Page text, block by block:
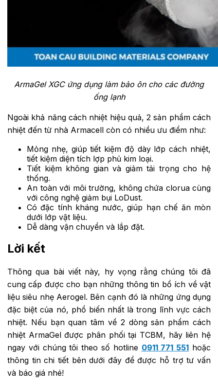
ArmaGel XGC ứng dụng làm bảo ôn cho các đường
ống lạnh
Ngoài khả năng cách nhiệt hiệu quả, 2 sản phẩm cách
nhiệt đến từ nhà Armacell còn có nhiều ưu điểm như:
Mỏng nhẹ, giúp tiết kiệm độ dày lớp cách nhiệt,
tiết kiệm diện tích lợp phủ kim loại.
Tiết kiệm không gian và giảm tải trọng cho hệ
thống.
An toàn với môi trường, không chứa clorua cùng
với công nghệ giảm bụi LoDust.
Có đặc tính kháng nước, giúp hạn chế ăn mòn
dưới lớp vật liệu.
Dễ dàng vận chuyển và lắp đặt.
Lời kết
Thông qua bài viết này, hy vọng rằng chúng tôi đã
cung cấp được cho bạn những thông tin bổ ích về vật
liệu siêu nhẹ Aerogel. Bên cạnh đó là những ứng dụng
đặc biệt của nó, phổ biến nhất là trong lĩnh vực cách
nhiệt. Nếu bạn quan tâm về 2 dòng sản phẩm cách
nhiệt ArmaGel được phân phối tại TCBM, hãy liên hệ
ngay với chúng tôi theo số hotline 0911 771 551 hoặc
thông tin chi tiết bên dưới đây để được hỗ trợ tư vấn
và báo giá nhé!